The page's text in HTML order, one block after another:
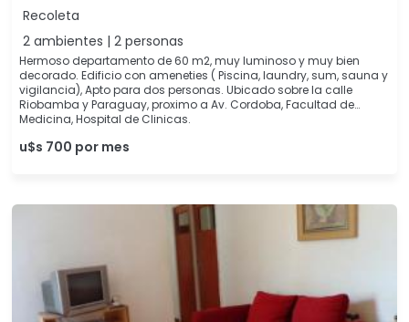
Recoleta
2 ambientes | 2 personas
Hermoso departamento de 60 m2, muy luminoso y muy bien
decorado. Edificio con ameneties ( Piscina, laundry, sum, sauna y
vigilancia), Apto para dos personas. Ubicado sobre la calle
Riobamba y Paraguay, proximo a Av. Cordoba, Facultad de
Medicina, Hospital de Clinicas.
u$s 700 por mes